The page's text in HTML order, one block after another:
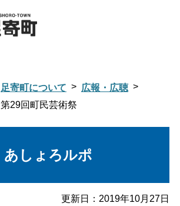
足寄町について
広報・広聴
第29回町民芸術祭
あしょろルポ
更新日： 2019年10月27日